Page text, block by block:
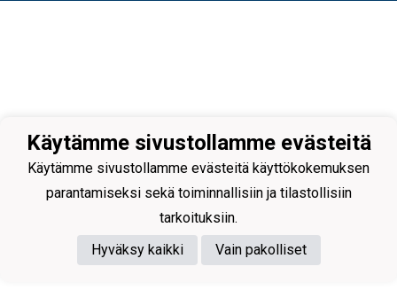
Käytämme sivustollamme evästeitä
Käytämme sivustollamme evästeitä käyttökokemuksen
parantamiseksi sekä toiminnallisiin ja tilastollisiin
tarkoituksiin.
Hyväksy kaikki
Vain pakolliset